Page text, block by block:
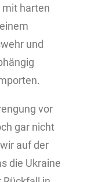
mit harten
und
vor
gar nicht
auf der
die Ukraine